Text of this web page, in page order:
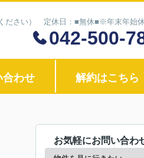
ださい） 定休日：■無休■※年末年始
042-500-
合わせ 解約はこちら
お気軽にお問い合わ